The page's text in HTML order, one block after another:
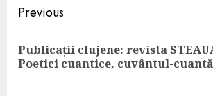
Continue
Reading
Previous
Publicații clujene: revista
Poetici cuantice, cuvântul-cuantă